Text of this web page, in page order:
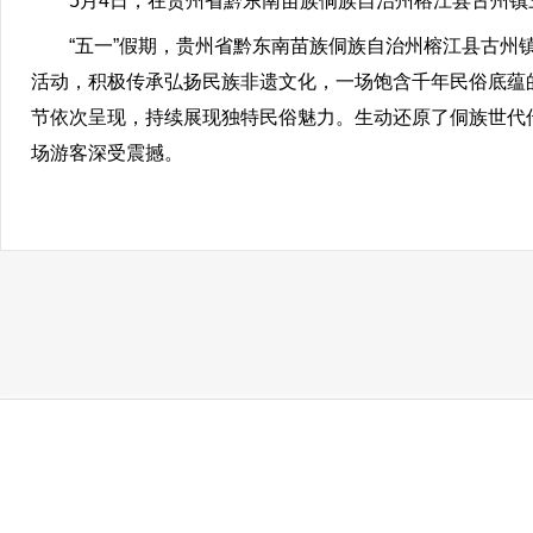
“五一”假期，贵州省黔东南苗族侗族自治州榕江县古州
活动，积极传承弘扬民族非遗文化，一场饱含千年民俗底
节依次呈现，持续展现独特民俗魅力。生动还原了侗族世
场游客深受震撼。